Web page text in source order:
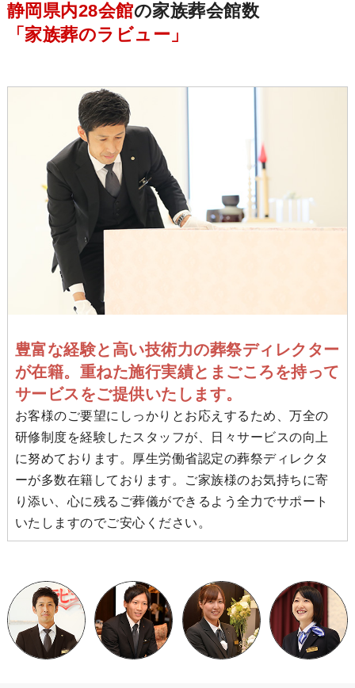
静岡県内28会館の家族葬会館数
「家族葬のラビュー」
豊富な経験と高い技術力の葬祭ディレクター
が在籍。重ねた施行実績とまごころを持って
サービスをご提供いたします。
お客様のご要望にしっかりとお応えするため、万全の
研修制度を経験したスタッフが、日々サービスの向上
に努めております。厚生労働省認定の葬祭ディレクタ
ーが多数在籍しております。ご家族様のお気持ちに寄
り添い、心に残るご葬儀ができるよう全力でサポート
いたしますのでご安心ください。